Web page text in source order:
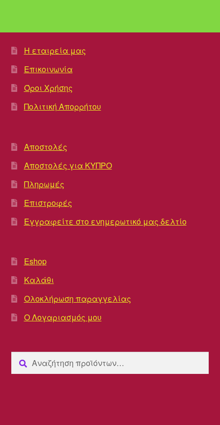
Η εταιρεία μας
Επικοινωνία
Όροι Χρήσης
Πολιτική Απορρήτου
Αποστολές
Αποστολές για ΚΥΠΡΟ
Πληρωμές
Επιστροφές
Εγγραφείτε στο ενημερωτικό μας δελτίο
Eshop
Καλάθι
Ολοκλήρωση παραγγελίας
Ο Λογαριασμός μου
Αναζήτηση
για:
Αναζήτηση